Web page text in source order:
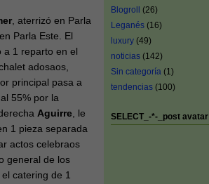
, aterrizó en Parla
Parla Este. El
a 1 reparto en el
adosaos,
principal pasa a
55% por la
Aguirre , le
1 pieza separada
actos celebraos
general de los
catering de 1
Blogroll
(26)
Leganés (16)
luxury (49)
noticias (142)
Sin categoría (1)
tendencias (100)
SELECT_-*-_post avatar